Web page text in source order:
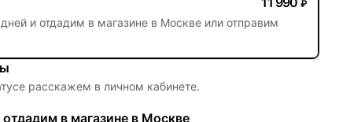
₽
и отдадим в магазине в Москве или отправим
расскажем в личном кабинете.
в магазине в Москве